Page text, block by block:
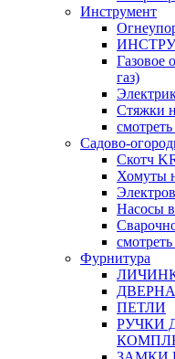
Инструмент
Газовое
газ)
Стяжки
смотреть
Садово-
Скотч
Хомуты
Насосы
смотреть
Фурнитура
ПЕТЛИ
РУЧКИ